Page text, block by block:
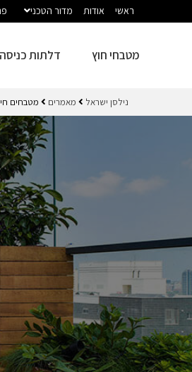
ראשי אודות מדור הטכני
מטבחי חוץ דלתות כניסה
נילסן ישראל מאמרים מטבחים